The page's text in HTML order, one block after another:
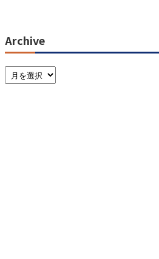
Archive